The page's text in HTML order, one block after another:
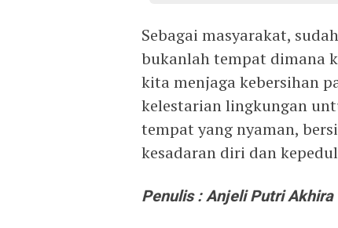
Sebagai masyarakat,
bukanlah tempat dimana
kita menjaga kebersihan
kelestarian lingkungan
tempat yang nyaman,
kesadaran diri dan
Penulis : Anjeli Putri Akhira